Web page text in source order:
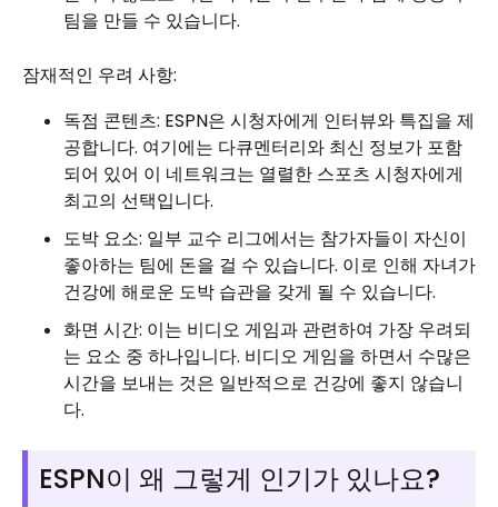
팀을 만들 수 있습니다.
잠재적인 우려 사항:
독점 콘텐츠: ESPN은 시청자에게 인터뷰와 특집을 제
공합니다. 여기에는 다큐멘터리와 최신 정보가 포함
되어 있어 이 네트워크는 열렬한 스포츠 시청자에게
최고의 선택입니다.
도박 요소: 일부 교수 리그에서는 참가자들이 자신이
좋아하는 팀에 돈을 걸 수 있습니다. 이로 인해 자녀가
건강에 해로운 도박 습관을 갖게 될 수 있습니다.
화면 시간: 이는 비디오 게임과 관련하여 가장 우려되
는 요소 중 하나입니다. 비디오 게임을 하면서 수많은
시간을 보내는 것은 일반적으로 건강에 좋지 않습니
다.
ESPN이 왜 그렇게 인기가 있나요?